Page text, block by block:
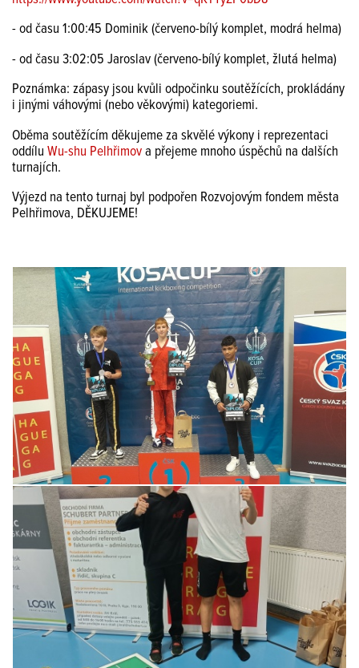
- od času 1:00:45 Dominik (červeno-bílý komplet, modrá helma)
- od času 3:02:05 Jaroslav (červeno-bílý komplet, žlutá helma)
Poznámka: zápasy jsou kvůli odpočinku soutěžících, prokládány
i jinými váhovými (nebo věkovými) kategoriemi.
Oběma soutěžícím děkujeme za skvělé výkony i reprezentaci
oddílu Wu-shu Pelhřimova přejeme mnoho úspěchů na dalších
turnajích.
Výjezd na tento turnaj byl podpořen Rozvojovým fondem města
Pelhřimova, DĚKUJEME!